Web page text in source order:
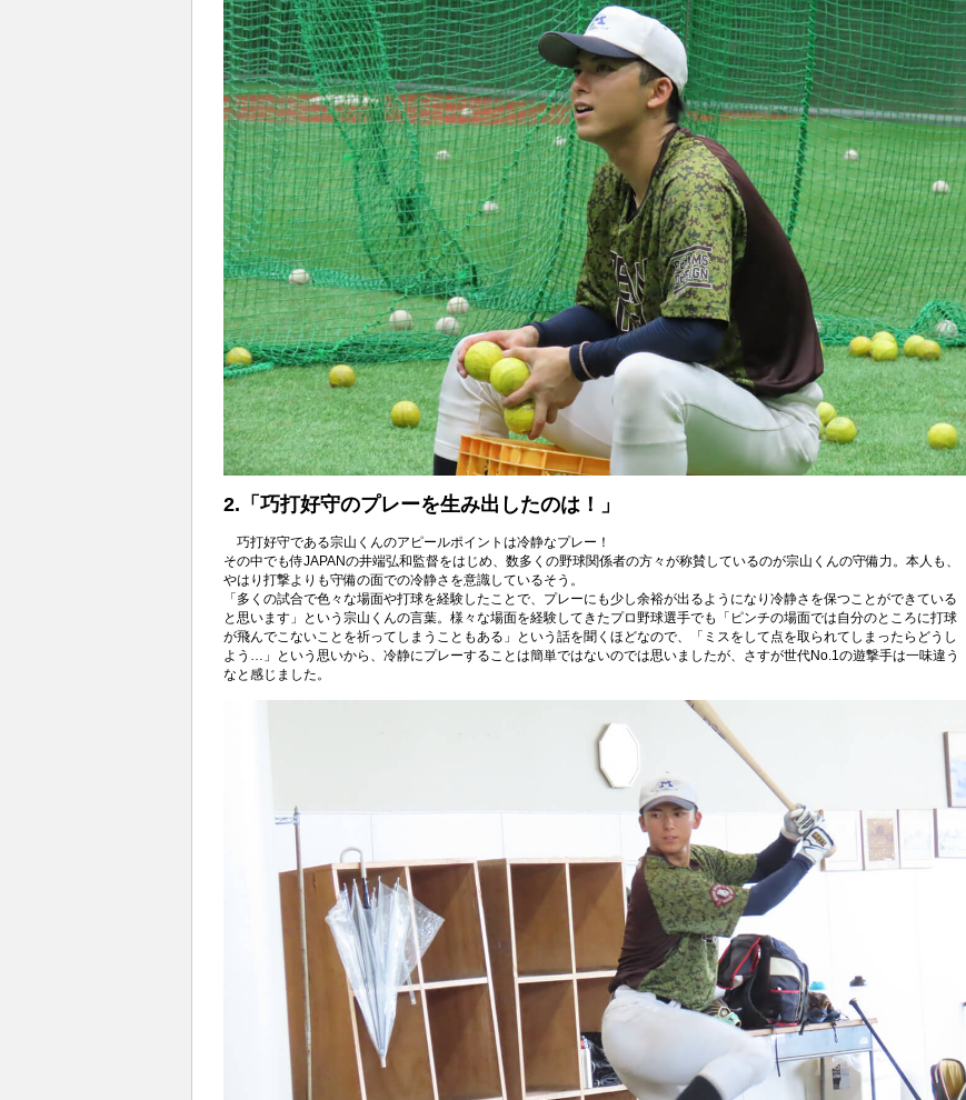
2.「巧打好守のプレーを生み出したのは！」
巧打好守である宗山くんのアピールポイントは冷静なプレー！
その中でも侍JAPANの井端弘和監督をはじめ、数多くの野球関係者の方々が称賛しているのが宗山くんの守備力。本人も、
やはり打撃よりも守備の面での冷静さを意識しているそう。
「多くの試合で色々な場面や打球を経験したことで、プレーにも少し余裕が出るようになり冷静さを保つことができている
と思います」という宗山くんの言葉。様々な場面を経験してきたプロ野球選手でも「ピンチの場面では自分のところに打球
が飛んでこないことを祈ってしまうこともある」という話を聞くほどなので、「ミスをして点を取られてしまったらどうし
よう…」という思いから、冷静にプレーすることは簡単ではないのでは思いましたが、さすが世代No.1の遊撃手は一味違う
なと感じました。